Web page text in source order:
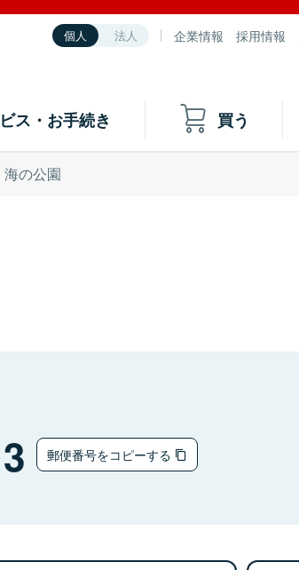
個人 法人 企業情報 採用情報
ス・お手続き 買う
海の公園
郵便番号をコピーする